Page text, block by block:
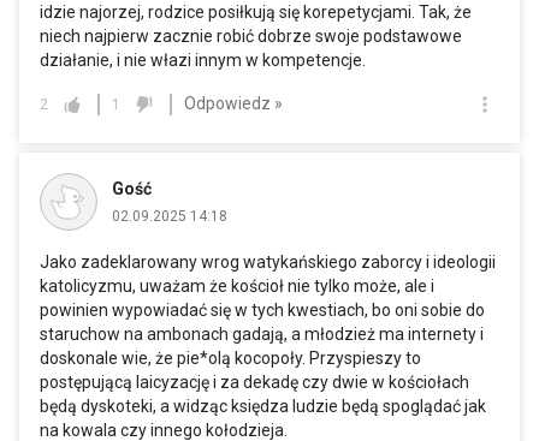
idzie najorzej, rodzice posiłkują się korepetycjami. Tak, że
niech najpierw zacznie robić dobrze swoje podstawowe
działanie, i nie włazi innym w kompetencje.
2 1 Odpowiedz »
Gość
02.09.2025 14:18
Jako zadeklarowany wrog watykańskiego zaborcy i ideologii
katolicyzmu, uważam że kościoł nie tylko może, ale i
powinien wypowiadać się w tych kwestiach, bo oni sobie do
staruchow na ambonach gadają, a młodzież ma internety i
doskonale wie, że pie*olą kocopoły. Przyspieszy to
postępującą laicyzację i za dekadę czy dwie w kościołach
będą dyskoteki, a widząc księdza ludzie będą spoglądać jak
na kowala czy innego kołodzieja.